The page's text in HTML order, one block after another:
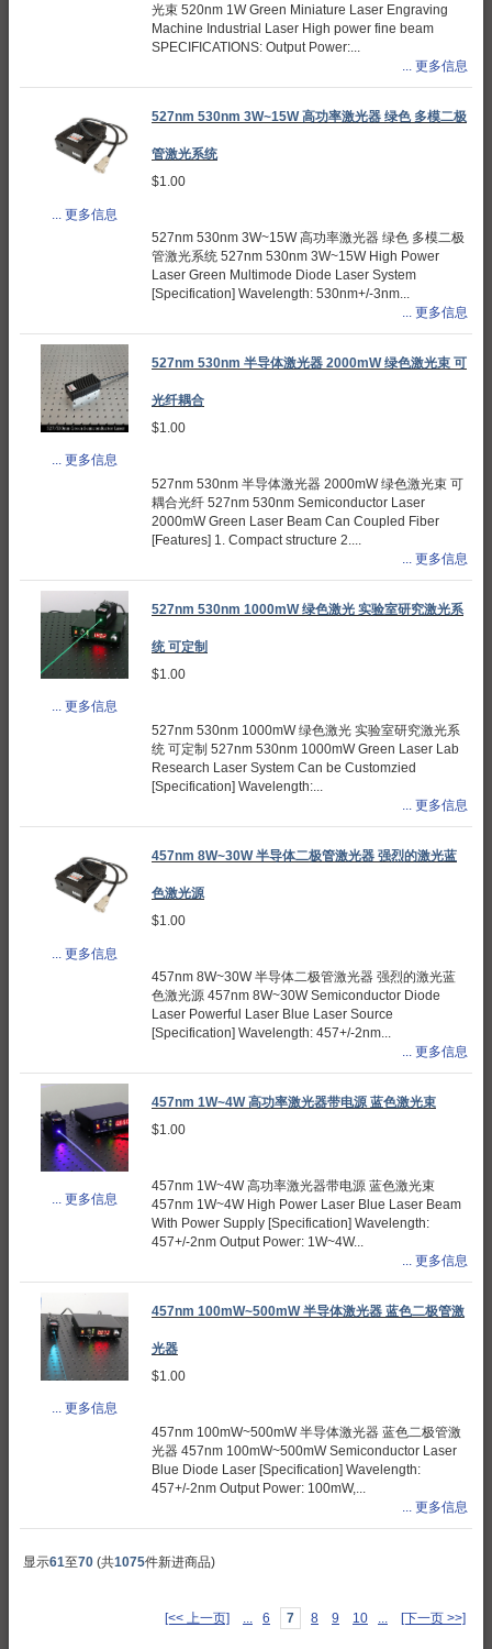
光束 520nm 1W Green Miniature Laser Engraving
Machine Industrial Laser High power fine beam
SPECIFICATIONS: Output Power:...
... 更多信息
... 更多信息
527nm 530nm 3W~15W 高功率激光器 绿色 多模二极
管激光系统
$1.00
527nm 530nm 3W~15W 高功率激光器 绿色 多模二极
管激光系统 527nm 530nm 3W~15W High Power
Laser Green Multimode Diode Laser System
[Specification] Wavelength: 530nm+/-3nm...
... 更多信息
... 更多信息
527nm 530nm 半导体激光器 2000mW 绿色激光束 可
光纤耦合
$1.00
527nm 530nm 半导体激光器 2000mW 绿色激光束 可
耦合光纤 527nm 530nm Semiconductor Laser
2000mW Green Laser Beam Can Coupled Fiber
[Features] 1. Compact structure 2....
... 更多信息
... 更多信息
527nm 530nm 1000mW 绿色激光 实验室研究激光系
统 可定制
$1.00
527nm 530nm 1000mW 绿色激光 实验室研究激光系
统 可定制 527nm 530nm 1000mW Green Laser Lab
Research Laser System Can be Customzied
[Specification] Wavelength:...
... 更多信息
... 更多信息
457nm 8W~30W 半导体二极管激光器 强烈的激光蓝
色激光源
$1.00
457nm 8W~30W 半导体二极管激光器 强烈的激光蓝
色激光源 457nm 8W~30W Semiconductor Diode
Laser Powerful Laser Blue Laser Source
[Specification] Wavelength: 457+/-2nm...
... 更多信息
... 更多信息
457nm 1W~4W 高功率激光器带电源 蓝色激光束
$1.00
457nm 1W~4W 高功率激光器带电源 蓝色激光束
457nm 1W~4W High Power Laser Blue Laser Beam
With Power Supply [Specification] Wavelength:
457+/-2nm Output Power: 1W~4W...
... 更多信息
... 更多信息
457nm 100mW~500mW 半导体激光器 蓝色二极管激
光器
$1.00
457nm 100mW~500mW 半导体激光器 蓝色二极管激
光器 457nm 100mW~500mW Semiconductor Laser
Blue Diode Laser [Specification] Wavelength:
457+/-2nm Output Power: 100mW,...
... 更多信息
显示61至70 (共1075件新进商品)
[<< 上一页] ... 6 7 8 9 10 ... [下一页 >>]